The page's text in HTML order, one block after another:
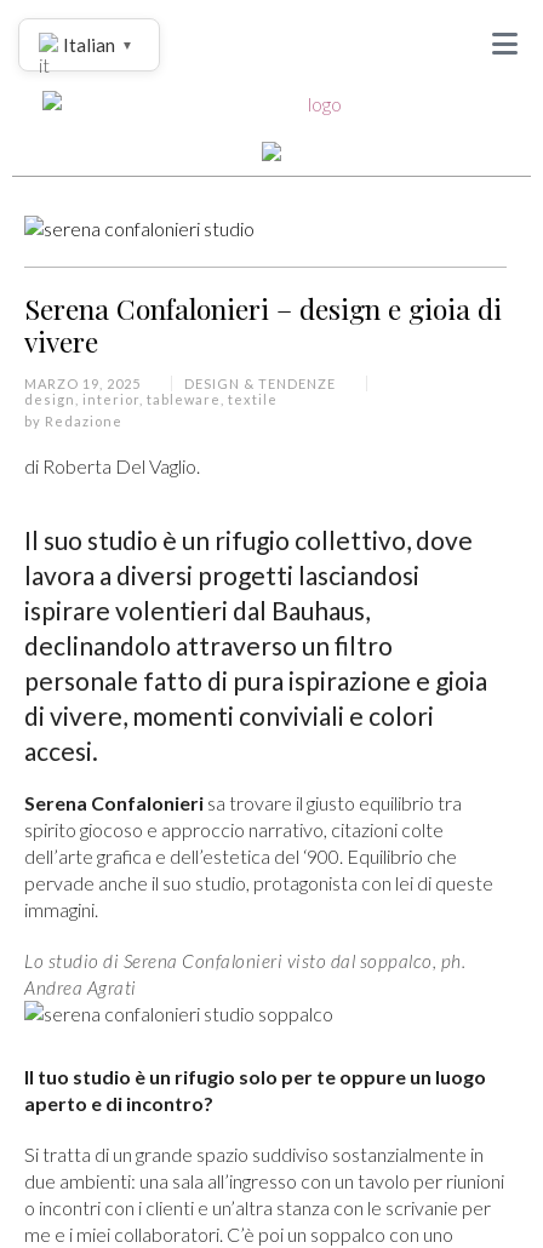
Serena Confalonieri – design e gioia di
vivere
MARZO 19, 2025
DESIGN & TENDENZE
design
interior tableware
textile
by Redazione
di Roberta Del Vaglio.
Il suo studio è un rifugio collettivo, dove
lavora a diversi progetti lasciandosi
ispirare volentieri dal Bauhaus,
declinandolo attraverso un filtro
personale fatto di pura ispirazione e gioia
di vivere, momenti conviviali e colori
accesi.
Serena Confalonieri sa trovare il giusto equilibrio tra
spirito giocoso e approccio narrativo, citazioni colte
dell’arte grafica e dell’estetica del ‘900. Equilibrio che
pervade anche il suo studio, protagonista con lei di queste
immagini.
Lo studio di Serena Confalonieri visto dal soppalco, ph.
Andrea Agrati
Il tuo studio è un rifugio solo per te oppure un luogo
aperto e di incontro?
Si tratta di un grande spazio suddiviso sostanzialmente in
due ambienti: una sala all’ingresso con un tavolo per riunioni
o incontri con i clienti e un’altra stanza con le scrivanie per
me e i miei collaboratori. C’è poi un soppalco con uno
Italian ▼